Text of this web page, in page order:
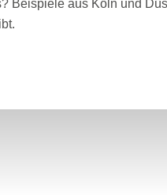
Beispiele aus Köln und